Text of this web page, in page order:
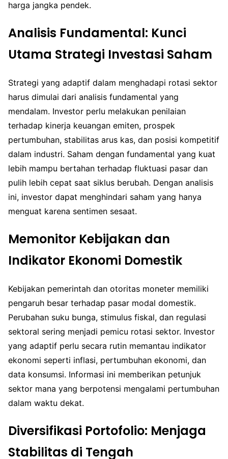
harga jangka pendek.
Analisis Fundamental: Kunci
Utama Strategi Investasi Saham
Strategi yang adaptif dalam menghadapi rotasi sektor
harus dimulai dari analisis fundamental yang
mendalam. Investor perlu melakukan penilaian
terhadap kinerja keuangan emiten, prospek
pertumbuhan, stabilitas arus kas, dan posisi kompetitif
dalam industri. Saham dengan fundamental yang kuat
lebih mampu bertahan terhadap fluktuasi pasar dan
pulih lebih cepat saat siklus berubah. Dengan analisis
ini, investor dapat menghindari saham yang hanya
menguat karena sentimen sesaat.
Memonitor Kebijakan dan
Indikator Ekonomi Domestik
Kebijakan pemerintah dan otoritas moneter memiliki
pengaruh besar terhadap pasar modal domestik.
Perubahan suku bunga, stimulus fiskal, dan regulasi
sektoral sering menjadi pemicu rotasi sektor. Investor
yang adaptif perlu secara rutin memantau indikator
ekonomi seperti inflasi, pertumbuhan ekonomi, dan
data konsumsi. Informasi ini memberikan petunjuk
sektor mana yang berpotensi mengalami pertumbuhan
dalam waktu dekat.
Diversifikasi Portofolio: Menjaga
Stabilitas di Tengah